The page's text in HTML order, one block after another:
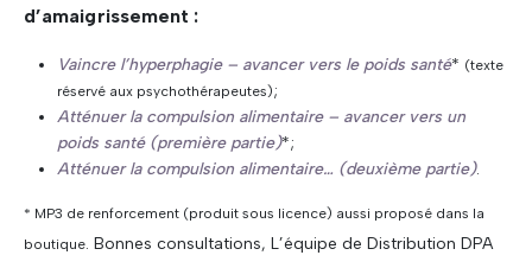
d’amaigrissement :
Vaincre l’hyperphagie – avancer vers le poids santé* (texte
réservé aux psychothérapeutes);
Atténuer la compulsion alimentaire – avancer vers un
poids santé (première partie)*;
Atténuer la compulsion alimentaire… (deuxième partie).
* MP3 de renforcement (produit sous licence) aussi proposé dans la
boutique. Bonnes consultations, L’équipe de Distribution DPA